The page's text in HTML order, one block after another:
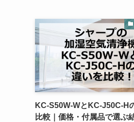
KC-S50W-WとKC-J50C-H
比較｜価格・付属品で選ぶ